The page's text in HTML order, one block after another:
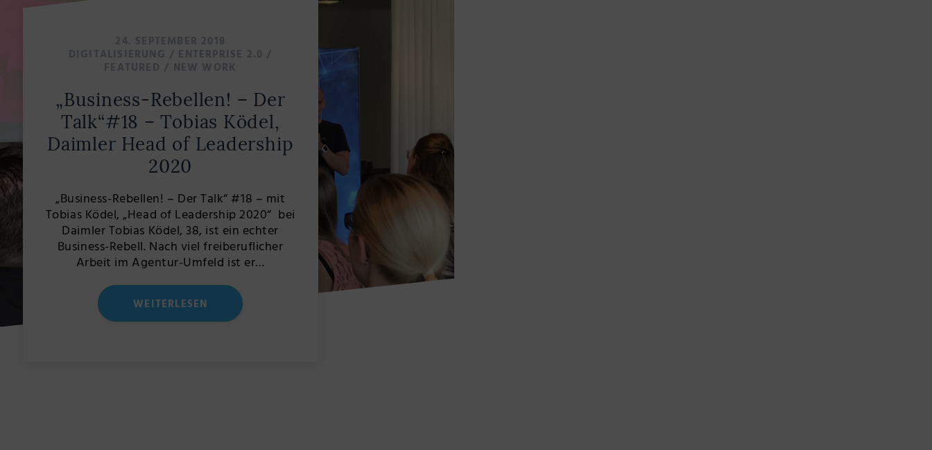
24. SEPTEMBER 2018
DIGITALISIERUNG / ENTERPRISE 2.0 /
FEATURED / NEW WORK
„Business-Rebellen! – Der
Talk“#18 – Tobias Ködel,
Daimler Head of Leadership
2020
„Business-Rebellen! – Der Talk“ #18 – mit
Tobias Ködel, „Head of Leadership 2020“ bei
Daimler Tobias Ködel, 38, ist ein echter
Business-Rebell. Nach viel freiberuflicher
Arbeit im Agentur-Umfeld ist er…
WEITERLESEN